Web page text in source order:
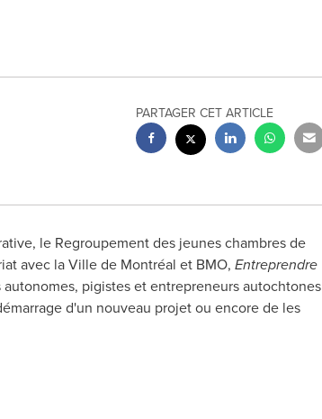
PARTAGER CET ARTICLE
le Regroupement des jeunes chambres de
avec la Ville de Montréal et BMO, Entreprendre
pigistes et entrepreneurs autochtones
d'un nouveau projet ou encore de les